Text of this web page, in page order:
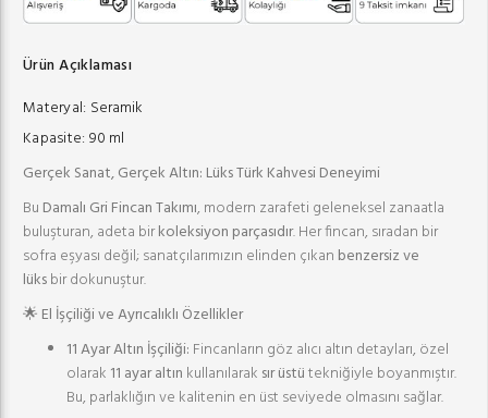
Ürün Açıklaması
Materyal: Seramik
Kapasite: 90 ml
Gerçek Sanat, Gerçek Altın: Lüks Türk Kahvesi Deneyimi
Bu Damalı Gri Fincan Takımı, modern zarafeti geleneksel zanaatla
buluşturan, adeta birkoleksiyon parçasıdır. Her fincan, sıradan bir
sofra eşyası değil; sanatçılarımızın elinden çıkan benzersiz ve
lüksbir dokunuştur.
🌟 El İşçiliği ve Ayrıcalıklı Özellikler
11 Ayar Altın İşçiliği: Fincanların göz alıcı altın detayları, özel
olarak 11 ayar altın kullanılarak sır üstütekniğiyle boyanmıştır.
Bu, parlaklığın ve kalitenin en üst seviyede olmasını sağlar.